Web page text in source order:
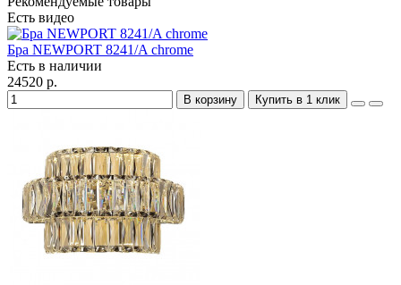
Есть видео
Бра NEWPORT 8241/A chrome
Есть в наличии
24520 р.
В корзину Купить в 1 клик